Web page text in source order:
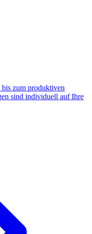
bis zum produktiven
sind individuell auf Ihre